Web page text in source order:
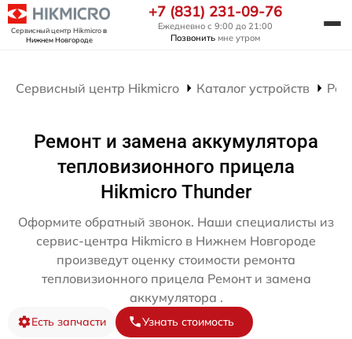
Сервисный центр Hikmicroв
Нижнем Новгороде
+7 (831) 231-09-76
Ежедневно с 9:00 до 21:00
Позвонить мне утром
Сервисный центр Hikmicro Каталог устройств
Ремонт и замена аккумулятора
тепловизионного прицела
Hikmicro Thunder
Оформите обратный звонок. Наши специалисты из
сервис-центра Hikmicro в Нижнем Новгороде
произведут оценку стоимости ремонта
тепловизионного прицела Ремонт и замена
аккумулятора .
Есть запчасти Узнать стоимость